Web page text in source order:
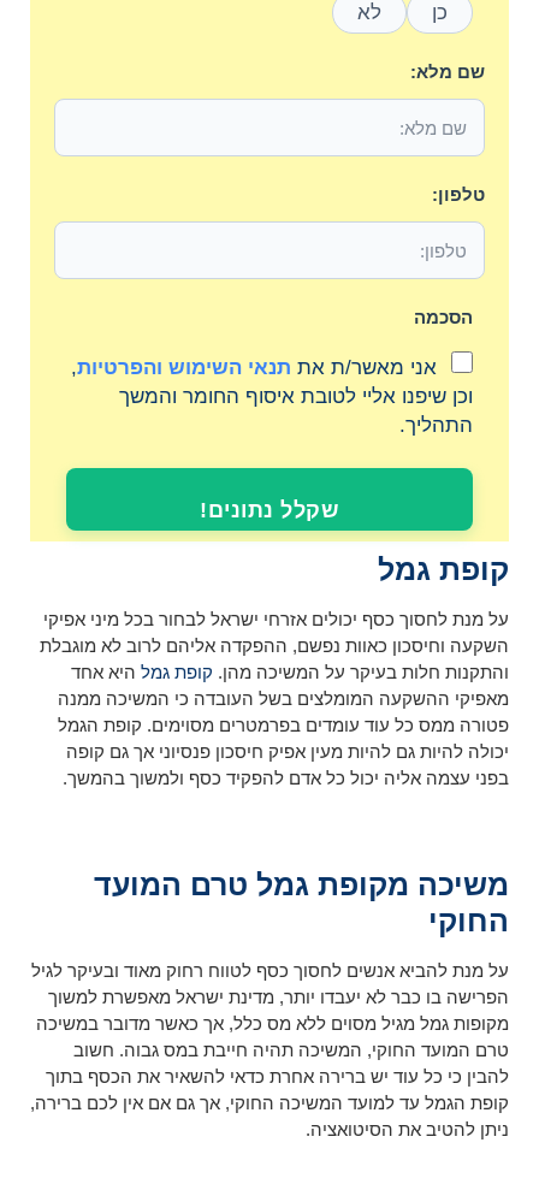
כן לא
שם מלא:
טלפון:
הסכמה
אני מאשר/ת את תנאי השימוש והפרטיות,
וכן שיפנו אליי לטובת איסוף החומר והמשך
התהליך.
שקלל נתונים!
קופת גמל
על מנת לחסוך כסף יכולים אזרחי ישראל לבחור בכל מיני אפיקי
השקעה וחיסכון כאוות נפשם, ההפקדה אליהם לרוב לא מוגבלת
והתקנות חלות בעיקר על המשיכה מהן. קופת גמל היא אחד
מאפיקי ההשקעה המומלצים בשל העובדה כי המשיכה ממנה
פטורה ממס כל עוד עומדים בפרמטרים מסוימים. קופת הגמל
יכולה להיות גם להיות מעין אפיק חיסכון פנסיוני אך גם קופה
בפני עצמה אליה יכול כל אדם להפקיד כסף ולמשוך בהמשך.
משיכה מקופת גמל טרם המועד
החוקי
על מנת להביא אנשים לחסוך כסף לטווח רחוק מאוד ובעיקר לגיל
הפרישה בו כבר לא יעבדו יותר, מדינת ישראל מאפשרת למשוך
מקופות גמל מגיל מסוים ללא מס כלל, אך כאשר מדובר במשיכה
טרם המועד החוקי, המשיכה תהיה חייבת במס גבוה. חשוב
להבין כי כל עוד יש ברירה אחרת כדאי להשאיר את הכסף בתוך
קופת הגמל עד למועד המשיכה החוקי, אך גם אם אין לכם ברירה,
ניתן להטיב את הסיטואציה.